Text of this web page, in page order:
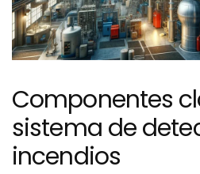
Componentes
sistema de
incendios